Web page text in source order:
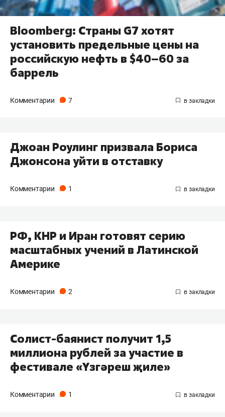
Bloomberg: Страны G7 хотят
установить предельные цены на
российскую нефть в $40–60 за
баррель
Комментарии 7
Джоан Роулинг призвала Бориса
Джонсона уйти в отставку
Комментарии 1
РФ, КНР и Иран готовят серию
масштабных учений в Латинской
Америке
Комментарии 2
Солист-баянист получит 1,5
миллиона рублей за участие в
фестивале «Yзгәреш җиле»
Комментарии 1